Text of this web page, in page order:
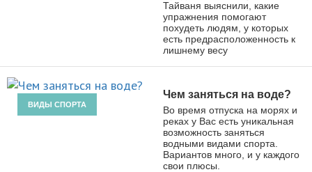
Тайваня выяснили, какие
упражнения помогают
похудеть людям, у которых
есть предрасположенность к
лишнему весу
ВИДЫ СПОРТА
Чем заняться на воде?
Во время отпуска на морях и
реках у Вас есть уникальная
возможность заняться
водными видами спорта.
Вариантов много, и у каждого
свои плюсы.